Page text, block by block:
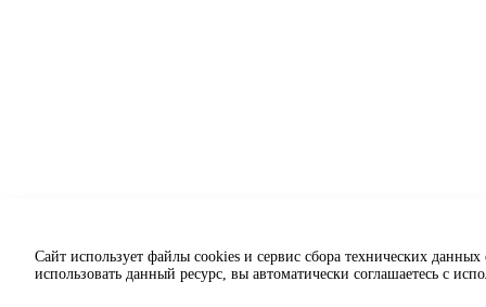
Сайт использует файлы cookies и сервис сбора технических
использовать данный ресурс, вы автоматически соглашаетесь с